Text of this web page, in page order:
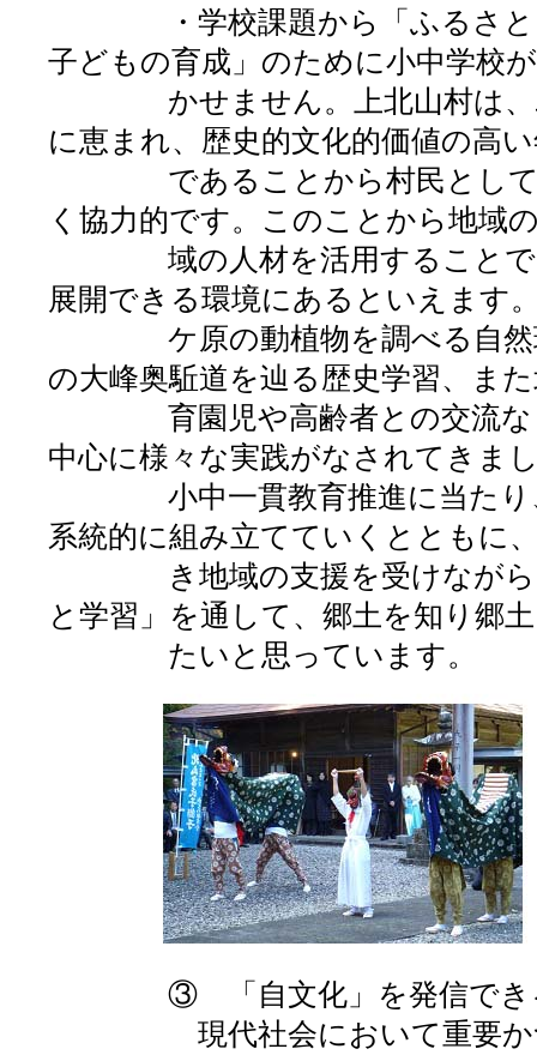
・学校課題から「ふるさとを
子どもの育成」のために小中学校
かせません。上北山村は、ユ
に恵まれ、歴史的文化的価値の高
であることから村民としての
く協力的です。このことから地域
域の人材を活用することで、
展開できる環境にあるといえます
ケ原の動植物を調べる自然環
の大峰奥駈道を辿る歴史学習、ま
育園児や高齢者との交流など
中心に様々な実践がなされてきま
小中一貫教育推進に当たり、
系統的に組み立てていくとともに
き地域の支援を受けながら多
と学習」を通して、郷土を知り郷
たいと思っています。
③ 「自文化」を発信できる力
現代社会において重要かつ